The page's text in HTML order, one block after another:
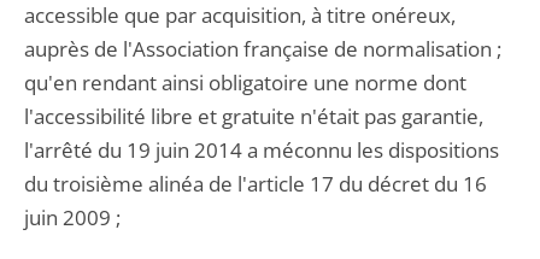
accessible que par acquisition, à titre onéreux,
auprès de l'Association française de normalisation ;
qu'en rendant ainsi obligatoire une norme dont
l'accessibilité libre et gratuite n'était pas garantie,
l'arrêté du 19 juin 2014 a méconnu les dispositions
du troisième alinéa de l'article 17 du décret du 16
juin 2009 ;